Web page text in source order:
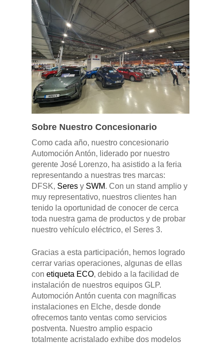
Sobre Nuestro Concesionario
Como cada año, nuestro concesionario
Automoción Antón, liderado por nuestro
gerente José Lorenzo, ha asistido a la feria
representando a nuestras tres marcas:
DFSK, Seres y SWM. Con un stand amplio y
muy representativo, nuestros clientes han
tenido la oportunidad de conocer de cerca
toda nuestra gama de productos y de probar
nuestro vehículo eléctrico, el Seres 3.
Gracias a esta participación, hemos logrado
cerrar varias operaciones, algunas de ellas
con etiqueta ECO, debido a la facilidad de
instalación de nuestros equipos GLP.
Automoción Antón cuenta con magníficas
instalaciones en Elche, desde donde
ofrecemos tanto ventas como servicios
postventa. Nuestro amplio espacio
totalmente acristalado exhibe dos modelos
GAMA
DFSK 500
DFSK E5
DFSK 600
SOBRE DFSK
POSTVENTA
Garantías
Mantenimiento
Manuales y catálogos
BLOG
CONTACTO